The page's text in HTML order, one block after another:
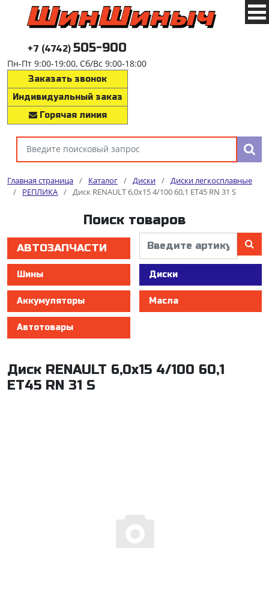
+7 (4742) 505-900
Пн-Пт 9:00-19:00, Сб/Вс 9:00-18:00
Заказать звонок
Индивидуальный заказ
Горячая линия
Главная страница / Каталог / Диски / Диски легкосплавные
/
РЕПЛИКА / Диск RENAULT 6,0x15 4/100 60,1 ET45 RN 31 S
Поиск товаров
АВТОЗАПЧАСТИ
Шины Диски
Аккумуляторы Масла
Автотовары
Диск RENAULT 6,0x15 4/100 60,1
ET45 RN 31 S